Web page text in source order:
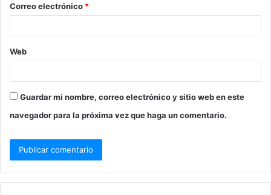
Correo electrónico *
Web
Guardar mi nombre, correo electrónico y sitio web en este
navegador para la próxima vez que haga un comentario.